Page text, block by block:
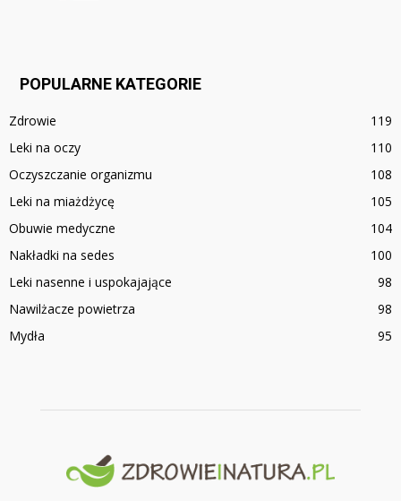
POPULARNE KATEGORIE
Zdrowie
119
Leki na oczy
110
Oczyszczanie organizmu
108
Leki na miażdżycę
105
Obuwie medyczne
104
Nakładki na sedes
100
Leki nasenne i uspokajające
98
Nawilżacze powietrza
98
Mydła
95